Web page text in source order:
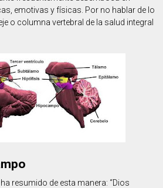
emotivas y físicas. Por no hablar de lo
o columna vertebral de la salud integral
resumido de esta manera: “Dios